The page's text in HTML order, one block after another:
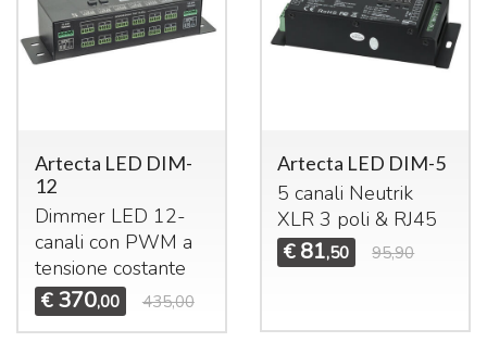
Artecta LED DIM-
12
Dimmer LED 12-
canali con PWM a
tensione costante
€ 370,00 435,00
Artecta LED DIM-5
5 canali Neutrik
XLR 3 poli & RJ45
€ 81,50 95,90